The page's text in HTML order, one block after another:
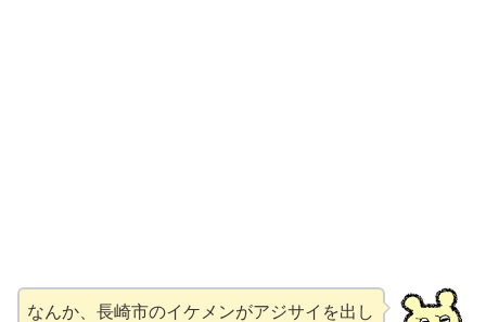
なんか、長崎市のイケメンがアジサイを出し